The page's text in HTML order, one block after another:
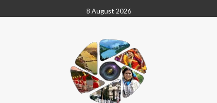
to
8 August 2026